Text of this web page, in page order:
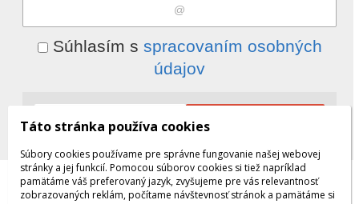
Súhlasím s spracovaním osobných
údajov
© 2026 WEXBO |www.wexbo.com
Táto stránka používa cookies
Súbory cookies používame pre správne fungovanie našej webovej
stránky a jej funkcií. Pomocou súborov cookies si tiež napríklad
pamätáme váš preferovaný jazyk, zvyšujeme pre vás relevantnosť
zobrazovaných reklám, počítame návštevnosť stránok a pamätáme si